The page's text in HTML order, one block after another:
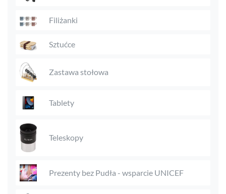
Filiżanki
Sztućce
Zastawa stołowa
Tablety
Teleskopy
Prezenty bez Pudła - wsparcie UNICEF